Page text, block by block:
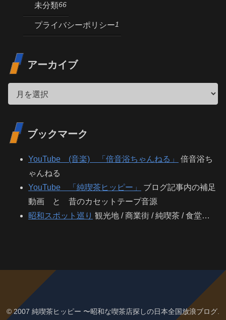
未分類66
プライバシーポリシー1
アーカイブ
ブックマーク
YouTube (音楽) 「倍音浴ちゃんねる」
倍音浴ち
ゃんねる
YouTube 「純喫茶ヒッピー」
ブログ記事内の補足
動画 と 昔のカセットテープ音源
昭和スポット巡り 観光地 / 商業街 / 純喫茶 / 食堂…
© 2007 純喫茶ヒッピー 〜昭和な喫茶店探しの日本全国放浪ブログ.